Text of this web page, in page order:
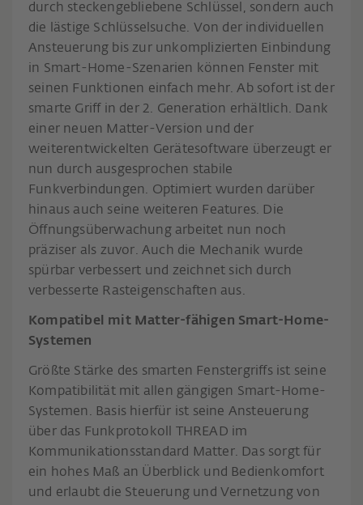
durch steckengebliebene Schlüssel, sondern auch
die lästige Schlüsselsuche. Von der individuellen
Ansteuerung bis zur unkomplizierten Einbindung
in Smart-Home-Szenarien können Fenster mit
seinen Funktionen einfach mehr. Ab sofort ist der
smarte Griff in der 2. Generation erhältlich. Dank
einer neuen Matter-Version und der
weiterentwickelten Gerätesoftware überzeugt er
nun durch ausgesprochen stabile
Funkverbindungen. Optimiert wurden darüber
hinaus auch seine weiteren Features. Die
Öffnungsüberwachung arbeitet nun noch
präziser als zuvor. Auch die Mechanik wurde
spürbar verbessert und zeichnet sich durch
verbesserte Rasteigenschaften aus.
Kompatibel mit Matter-fähigen Smart-Home-
Systemen
Größte Stärke des smarten Fenstergriffs ist seine
Kompatibilität mit allen gängigen Smart-Home-
Systemen. Basis hierfür ist seine Ansteuerung
über das Funkprotokoll THREAD im
Kommunikationsstandard Matter. Das sorgt für
ein hohes Maß an Überblick und Bedienkomfort
und erlaubt die Steuerung und Vernetzung von